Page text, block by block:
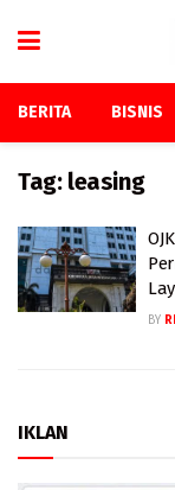
BERITA BISNIS
Tag: leasing
BY
IKLAN